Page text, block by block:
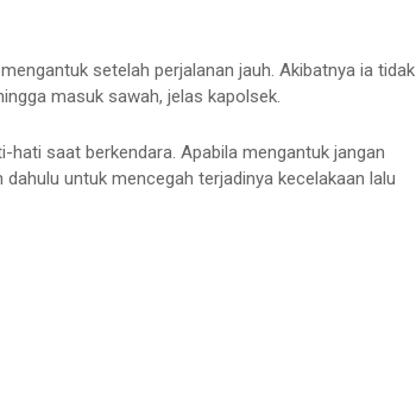
setelah perjalanan jauh. Akibatnya ia tidak
masuk sawah, jelas kapolsek.
saat berkendara. Apabila mengantuk jangan
untuk mencegah terjadinya kecelakaan lalu